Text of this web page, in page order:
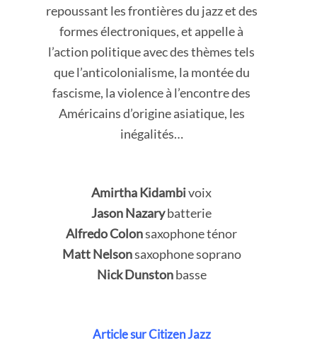
repoussant les frontières du jazz et des
formes électroniques, et appelle à
l’action politique avec des thèmes tels
que l’anticolonialisme, la montée du
fascisme, la violence à l’encontre des
Américains d’origine asiatique, les
inégalités…
Amirtha Kidambivoix
Jason Nazarybatterie
Alfredo Colonsaxophone ténor
Matt Nelsonsaxophone soprano
Nick Dunstonbasse
Article sur Citizen Jazz